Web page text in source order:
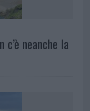
neanche la